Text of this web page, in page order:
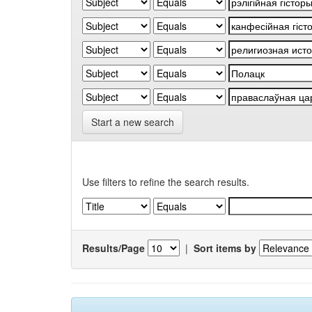
Start a new search
Use filters to refine the search results.
Results/Page | Sort items by